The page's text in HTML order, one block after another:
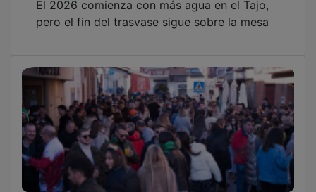
pero el fin del trasvase sigue sobre la mesa